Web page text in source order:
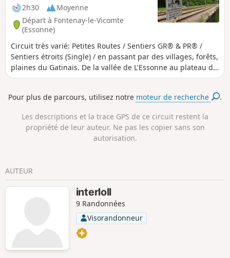
2h30
Moyenne
Départ à Fontenay-le-Vicomte
(Essonne)
Circuit très varié: Petites Routes / Sentiers GR® & PR® /
Sentiers étroits (Single) / en passant par des villages, forêts,
plaines du Gatinais. De la vallée de L'Essonne au plateau de
Mondeville. Sur les communes de Fontenay-le-Vicomte,
Ballancourt sur Essonnes
Pour plus de parcours, utilisez notre moteur de recherche .
Les descriptions et la trace GPS de ce circuit restent la
propriété de leur auteur. Ne pas les copier sans son
autorisation.
AUTEUR
interloll
9 Randonnées
Visorandonneur